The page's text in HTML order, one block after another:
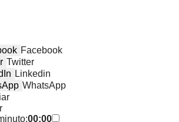
Facebook
Twitter
Linkedin
WhatsApp
00:00